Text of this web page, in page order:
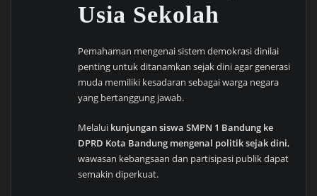
Usia Sekolah
Pemahaman mengenai sistem demokrasi dinilai
penting untuk ditanamkan sejak dini agar generasi
muda memiliki kesadaran sebagai warga negara
yang bertanggung jawab.
Melalui kunjungan siswa SMPN 1 Bandung ke
DPRD Kota Bandung mengenal politik sejak dini,
wawasan kebangsaan dan partisipasi publik dapat
semakin diperkuat.